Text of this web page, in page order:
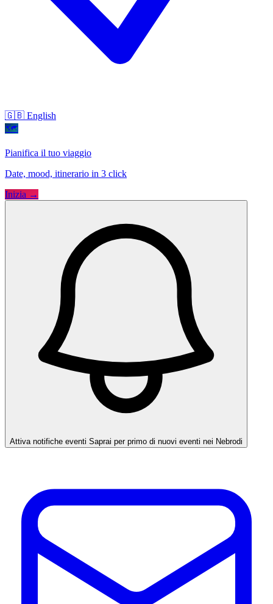
🇬🇧 English
🗺
Pianifica il tuo viaggio
Date, mood, itinerario in 3 click
Inizia →
Attiva notifiche eventi Saprai per primo di nuovi eventi nei Nebrodi